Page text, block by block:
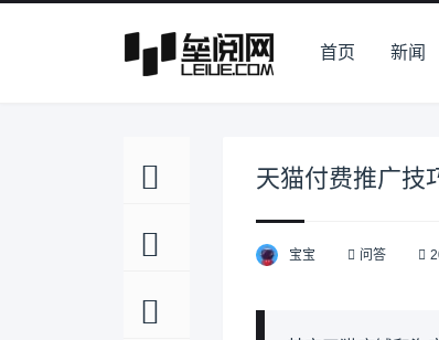
首页 新闻
天猫付费推广技
宝宝 问答